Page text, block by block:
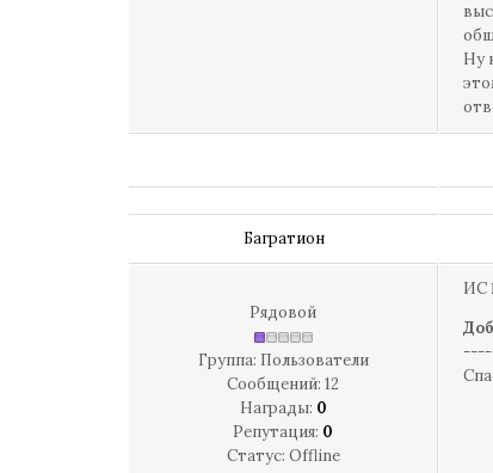
Ну
Багратион
Рядовой
Группа: Пользователи
Сообщений: 12
Награды: 0
Репутация: 0
Статус: Offline
ИС